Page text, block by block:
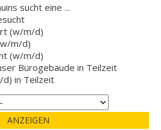
sucht eine ...
(w/m/d)
m/d)
(w/m/d)
Bürogebäude in Teilzeit
d) in Teilzeit
ANZEIGEN